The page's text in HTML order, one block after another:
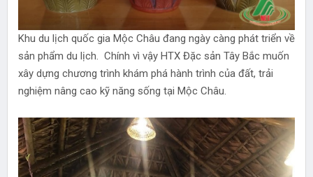
Khu du lịch quốc gia Mộc Châu đang ngày càng phát triển về
sản phẩm du lịch. Chính vì vậy HTX Đặc sản Tây Bắc muốn
xây dựng chương trình khám phá hành trình của đất, trải
nghiệm nâng cao kỹ năng sống tại Mộc Châu.